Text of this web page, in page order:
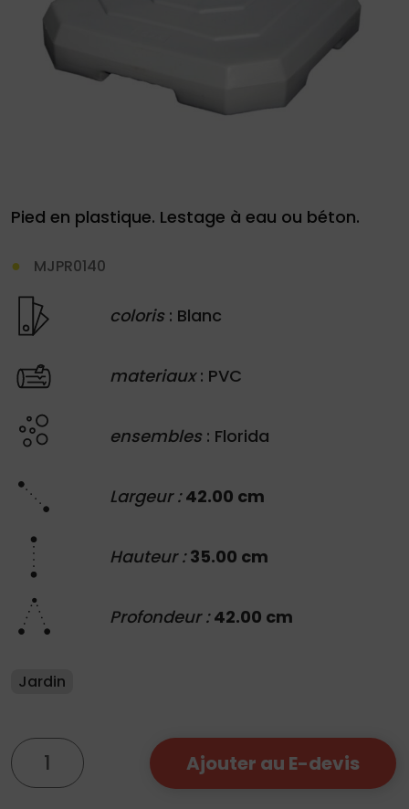
Pied en plastique. Lestage à eau ou béton.
MJPR0140
coloris: Blanc
materiaux: PVC
ensembles: Florida
Largeur :42.00 cm
Hauteur :35.00 cm
Profondeur :42.00 cm
Jardin
quantité
de
Pied
Ajouter au E-devis
site
de
04
50 |